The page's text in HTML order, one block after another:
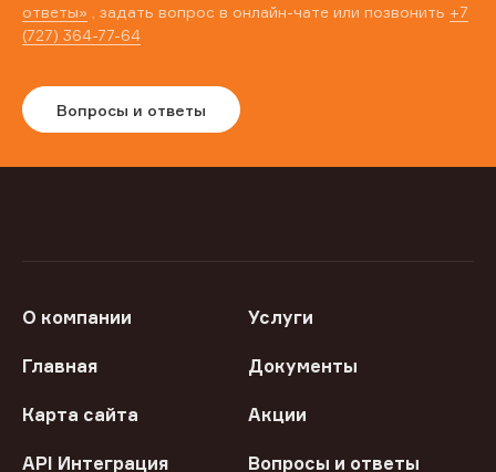
ответы» , задать вопрос в онлайн-чате или позвонить +7
(727) 364-77-64
Вопросы и ответы
О компании Услуги
Главная Документы
Карта сайта Акции
API Интеграция Вопросы и ответы